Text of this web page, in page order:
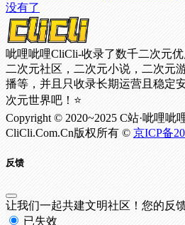
没有了
呲哩呲哩CliCli-收录了数千二次元
二次元社区，二次元小说，二次元
播等，并且只收录长期运营且稳定
次元世界吧！⭐
Copyright © 2020~2025 C站·呲哩呲
CliCli.Com.Cn版权所有 © 京ICP备
反馈
让我们一起共建文明社区！您的反
已失效